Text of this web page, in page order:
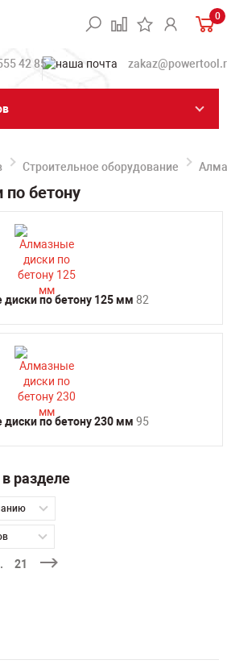
0
42 85
Строительное оборудование
бетону
по бетону 125 мм 82
по бетону 230 мм 95
разделе
21